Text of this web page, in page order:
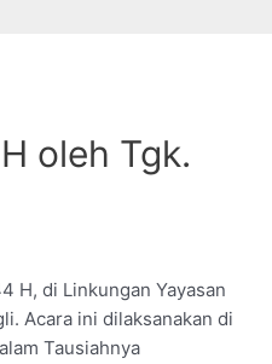
oleh Tgk.
di Linkungan Yayasan
Acara ini dilaksanakan di
Tausiahnya